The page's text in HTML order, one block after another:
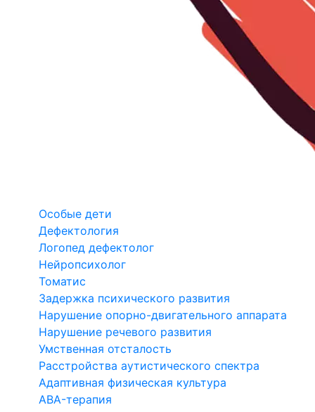
Особые дети
Дефектология
Логопед дефектолог
Нейропсихолог
Томатис
Задержка психического развития
Нарушение опорно-двигательного аппарата
Нарушение речевого развития
Умственная отсталость
Расстройства аутистического спектра
Адаптивная физическая культура
ABA-терапия